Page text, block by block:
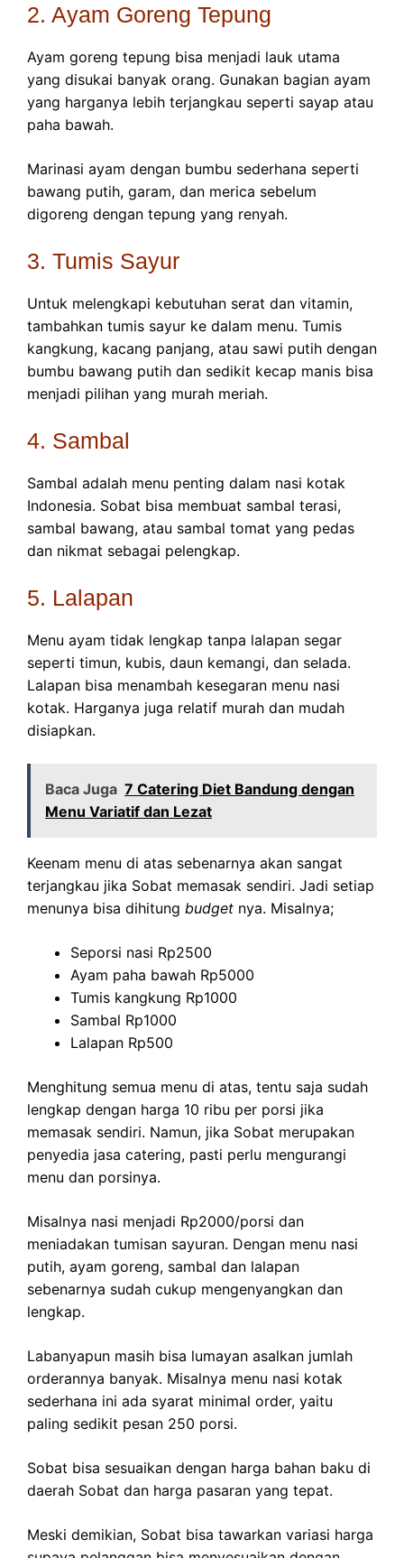
2. Ayam Goreng Tepung
Ayam goreng tepung bisa menjadi lauk utama
yang disukai banyak orang. Gunakan bagian ayam
yang harganya lebih terjangkau seperti sayap atau
paha bawah.
Marinasi ayam dengan bumbu sederhana seperti
bawang putih, garam, dan merica sebelum
digoreng dengan tepung yang renyah.
3. Tumis Sayur
Untuk melengkapi kebutuhan serat dan vitamin,
tambahkan tumis sayur ke dalam menu. Tumis
kangkung, kacang panjang, atau sawi putih dengan
bumbu bawang putih dan sedikit kecap manis bisa
menjadi pilihan yang murah meriah.
4. Sambal
Sambal adalah menu penting dalam nasi kotak
Indonesia. Sobat bisa membuat sambal terasi,
sambal bawang, atau sambal tomat yang pedas
dan nikmat sebagai pelengkap.
5. Lalapan
Menu ayam tidak lengkap tanpa lalapan segar
seperti timun, kubis, daun kemangi, dan selada.
Lalapan bisa menambah kesegaran menu nasi
kotak. Harganya juga relatif murah dan mudah
disiapkan.
Baca Juga 7 Catering Diet Bandung dengan
Menu Variatif dan Lezat
Keenam menu di atas sebenarnya akan sangat
terjangkau jika Sobat memasak sendiri. Jadi setiap
menunya bisa dihitung budget nya. Misalnya;
Seporsi nasi Rp2500
Ayam paha bawah Rp5000
Tumis kangkung Rp1000
Sambal Rp1000
Lalapan Rp500
Menghitung semua menu di atas, tentu saja sudah
lengkap dengan harga 10 ribu per porsi jika
memasak sendiri. Namun, jika Sobat merupakan
penyedia jasa catering, pasti perlu mengurangi
menu dan porsinya.
Misalnya nasi menjadi Rp2000/porsi dan
meniadakan tumisan sayuran. Dengan menu nasi
putih, ayam goreng, sambal dan lalapan
sebenarnya sudah cukup mengenyangkan dan
lengkap.
Labanyapun masih bisa lumayan asalkan jumlah
orderannya banyak. Misalnya menu nasi kotak
sederhana ini ada syarat minimal order, yaitu
paling sedikit pesan 250 porsi.
Sobat bisa sesuaikan dengan harga bahan baku di
daerah Sobat dan harga pasaran yang tepat.
Meski demikian, Sobat bisa tawarkan variasi harga